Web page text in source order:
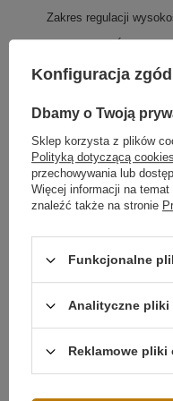
ustawienia kąta linii
dostosować lampę do
i jadalni, po
Zakres regulacji
Temperatura barwowa
Konfiguracja zgód
Dbamy o Twoją
Sklep korzysta z plików
Polityką dotyczącą cookies
przechowywania lub
Więcej informacji na
znaleźć także na stronie
Funkcjonalne
Analityczne pliki
Reklamowe pliki